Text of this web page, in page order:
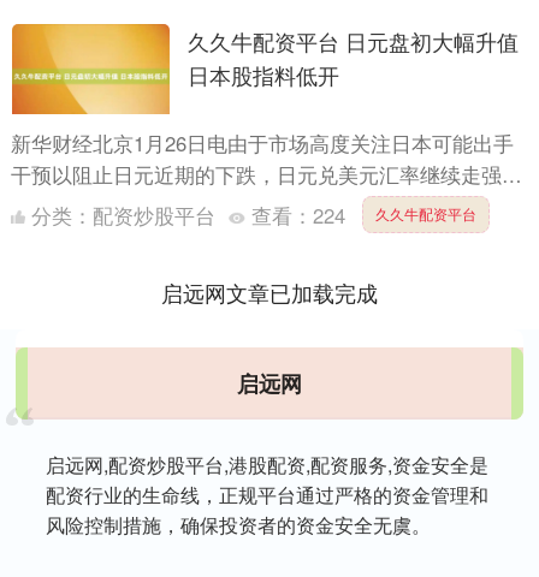
久久牛配资平台 日元盘初大幅升值
日本股指料低开
新华财经北京1月26日电由于市场高度关注日本可能出手
干预以阻止日元近期的下跌，日元兑美元汇率继续走强，
亚洲交易时段早盘，美元兑日元下跌0.7%至154.58，
分类： 配资炒股平台 查看： 224 久久牛配资平台
启远网文章已加载完成
启远网
启远网,配资炒股平台,港股配资,配资服务,资金安全是
配资行业的生命线，正规平台通过严格的资金管理和
风险控制措施，确保投资者的资金安全无虞。